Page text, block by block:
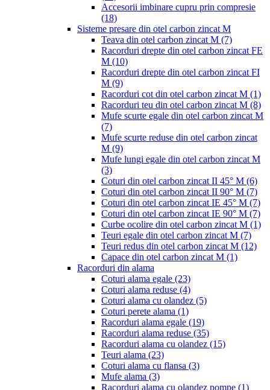
Accesorii imbinare cupru prin compresie
(18)
Sisteme presare din otel carbon zincat M
Teava din otel carbon zincat M (7)
Racorduri drepte din otel carbon zincat FE
M (10)
Racorduri drepte din otel carbon zincat FI
M (9)
Racorduri cot din otel carbon zincat M (1)
Racorduri teu din otel carbon zincat M (8)
Mufe scurte egale din otel carbon zincat M
(7)
Mufe scurte reduse din otel carbon zincat
M (9)
Mufe lungi egale din otel carbon zincat M
(3)
Coturi din otel carbon zincat II 45° M (6)
Coturi din otel carbon zincat II 90° M (7)
Coturi din otel carbon zincat IE 45° M (7)
Coturi din otel carbon zincat IE 90° M (7)
Curbe ocolire din otel carbon zincat M (1)
Teuri egale din otel carbon zincat M (7)
Teuri redus din otel carbon zincat M (12)
Capace din otel carbon zincat M (1)
Racorduri din alama
Coturi alama egale (23)
Coturi alama reduse (4)
Coturi alama cu olandez (5)
Coturi perete alama (1)
Racorduri alama egale (19)
Racorduri alama reduse (35)
Racorduri alama cu olandez (15)
Teuri alama (23)
Coturi alama cu flansa (3)
Mufe alama (3)
Racorduri alama cu olandez pompe (1)